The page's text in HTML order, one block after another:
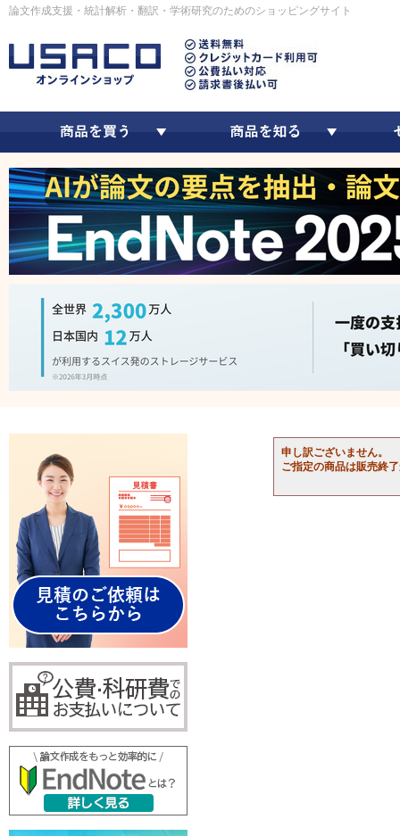
論文作成支援・統計解析・翻訳・学術研究のためのショッピングサイト
申し訳ございません。
ご指定の商品は販売終